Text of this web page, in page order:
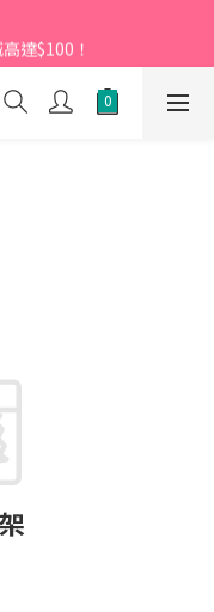
折
達$100！
首次下單輸入優惠碼
折